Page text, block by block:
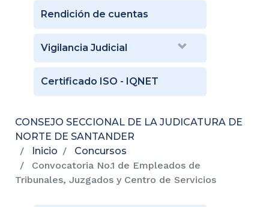
Rendición de cuentas
Vigilancia Judicial
Certificado ISO - IQNET
CONSEJO SECCIONAL DE LA JUDICATURA DE
NORTE DE SANTANDER
Inicio
Concursos
Convocatoria No.1 de Empleados de
Tribunales, Juzgados y Centro de Servicios